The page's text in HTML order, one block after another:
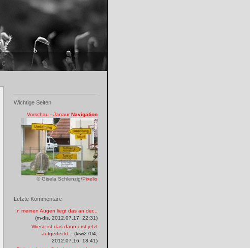
Wichtige Seiten
Vorschau - Janaur Navigation
© Gisela Schlenzig/Pixelio
Letzte Kommentare
In meinen Augen liegt das an der...
(m-dis, 2012.07.17, 22:31)
Wieso ist das dann erst jetzt
aufgedeckt...
(kiwi2704,
2012.07.16, 18:41)